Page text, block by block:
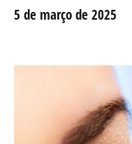
5 de março de 2025